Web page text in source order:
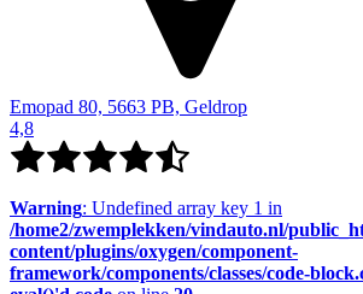
Emopad 80, 5663 PB, Geldrop
4,8
Warning: Undefined array key 1 in
/home2/zwemplekken/vindauto.nl/
content/plugins/oxygen/component-
framework/components/classes/code-